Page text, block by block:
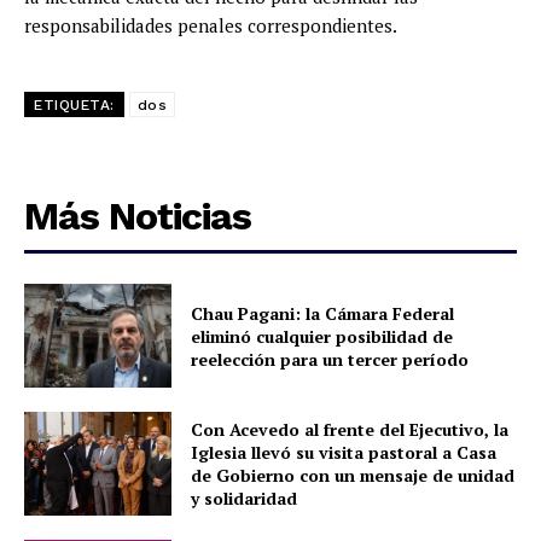
responsabilidades penales correspondientes.
ETIQUETA: dos
Más Noticias
Chau Pagani: la Cámara Federal
eliminó cualquier posibilidad de
reelección para un tercer período
Con Acevedo al frente del Ejecutivo, la
Iglesia llevó su visita pastoral a Casa
de Gobierno con un mensaje de unidad
y solidaridad